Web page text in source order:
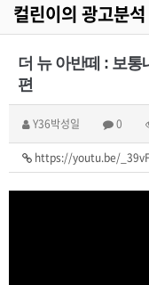
컬린이의 광고분석
더 뉴 아반떼 : 보통
편
Y36박성일 0
https://youtu.be/